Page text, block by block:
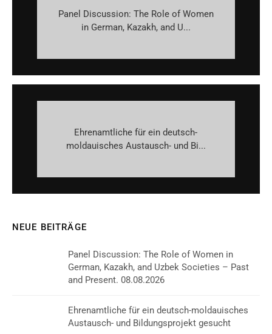
Panel Discussion: The Role of Women
in German, Kazakh, and U...
Ehrenamtliche für ein deutsch-
moldauisches Austausch- und Bi...
NEUE BEITRÄGE
Panel Discussion: The Role of Women in
German, Kazakh, and Uzbek Societies – Past
and Present. 08.08.2026
Ehrenamtliche für ein deutsch-moldauisches
Austausch- und Bildungsprojekt gesucht